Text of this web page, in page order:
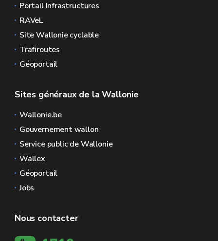
Portail Infrastructures
RAVeL
Site Wallonie cyclable
Trafiroutes
Géoportail
Sites généraux de la Wallonie
Wallonie.be
Gouvernement wallon
Service public de Wallonie
Wallex
Géoportail
Jobs
Nous contacter